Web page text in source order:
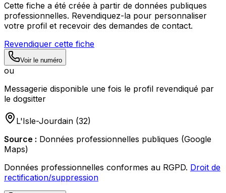
Cette fiche a été créée à partir de données publiques
professionnelles. Revendiquez-la pour personnaliser
votre profil et recevoir des demandes de contact.
Revendiquer cette fiche
Voir le numéro
ou
Messagerie disponible une fois le profil revendiqué par
le dogsitter
L'Isle-Jourdain (32)
Source : Données professionnelles publiques (Google
Maps)
Données professionnelles conformes au RGPD. Droit de
rectification/suppression